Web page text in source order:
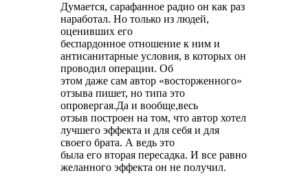
Думается, сарафанное радио он как раз
наработал. Но только из людей,
оценивших его
беспардонное отношение к ним и
антисанитарные условия, в которых он
проводил операции. Об
этом даже сам автор «восторженного»
отзыва пишет, но типа это
опровергая.Да и вообще,весь
отзыв построен на том, что автор хотел
лучшего эффекта и для себя и для
своего брата. А ведь это
была его вторая пересадка. И все равно
желанного эффекта он не получил.